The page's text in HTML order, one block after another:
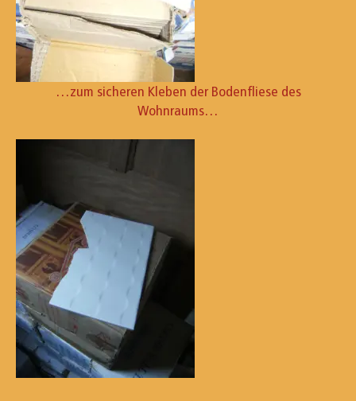
…zum sicheren Kleben der Bodenfliese des
Wohnraums…